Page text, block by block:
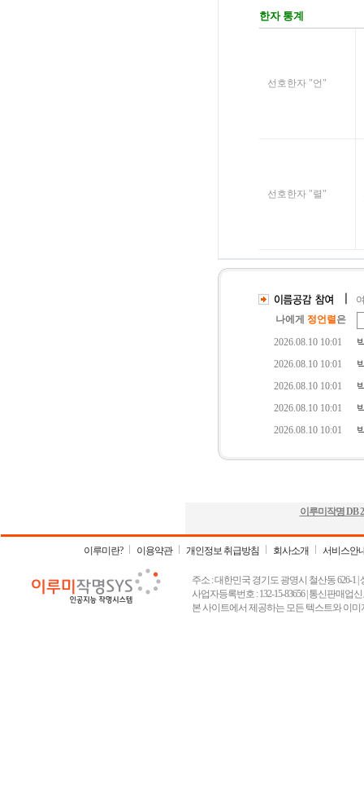
이루미작명 DB
이루미란? 이용약관 개인정보 취급방침 회사소개 서비스안
주소 : 대한민국 경기도 광명시 철산동 626-1 |
사업자등록번호 : 132-15-83656 | 통신판매업
본 사이트에서 제공하는 모든 텍스트와 이